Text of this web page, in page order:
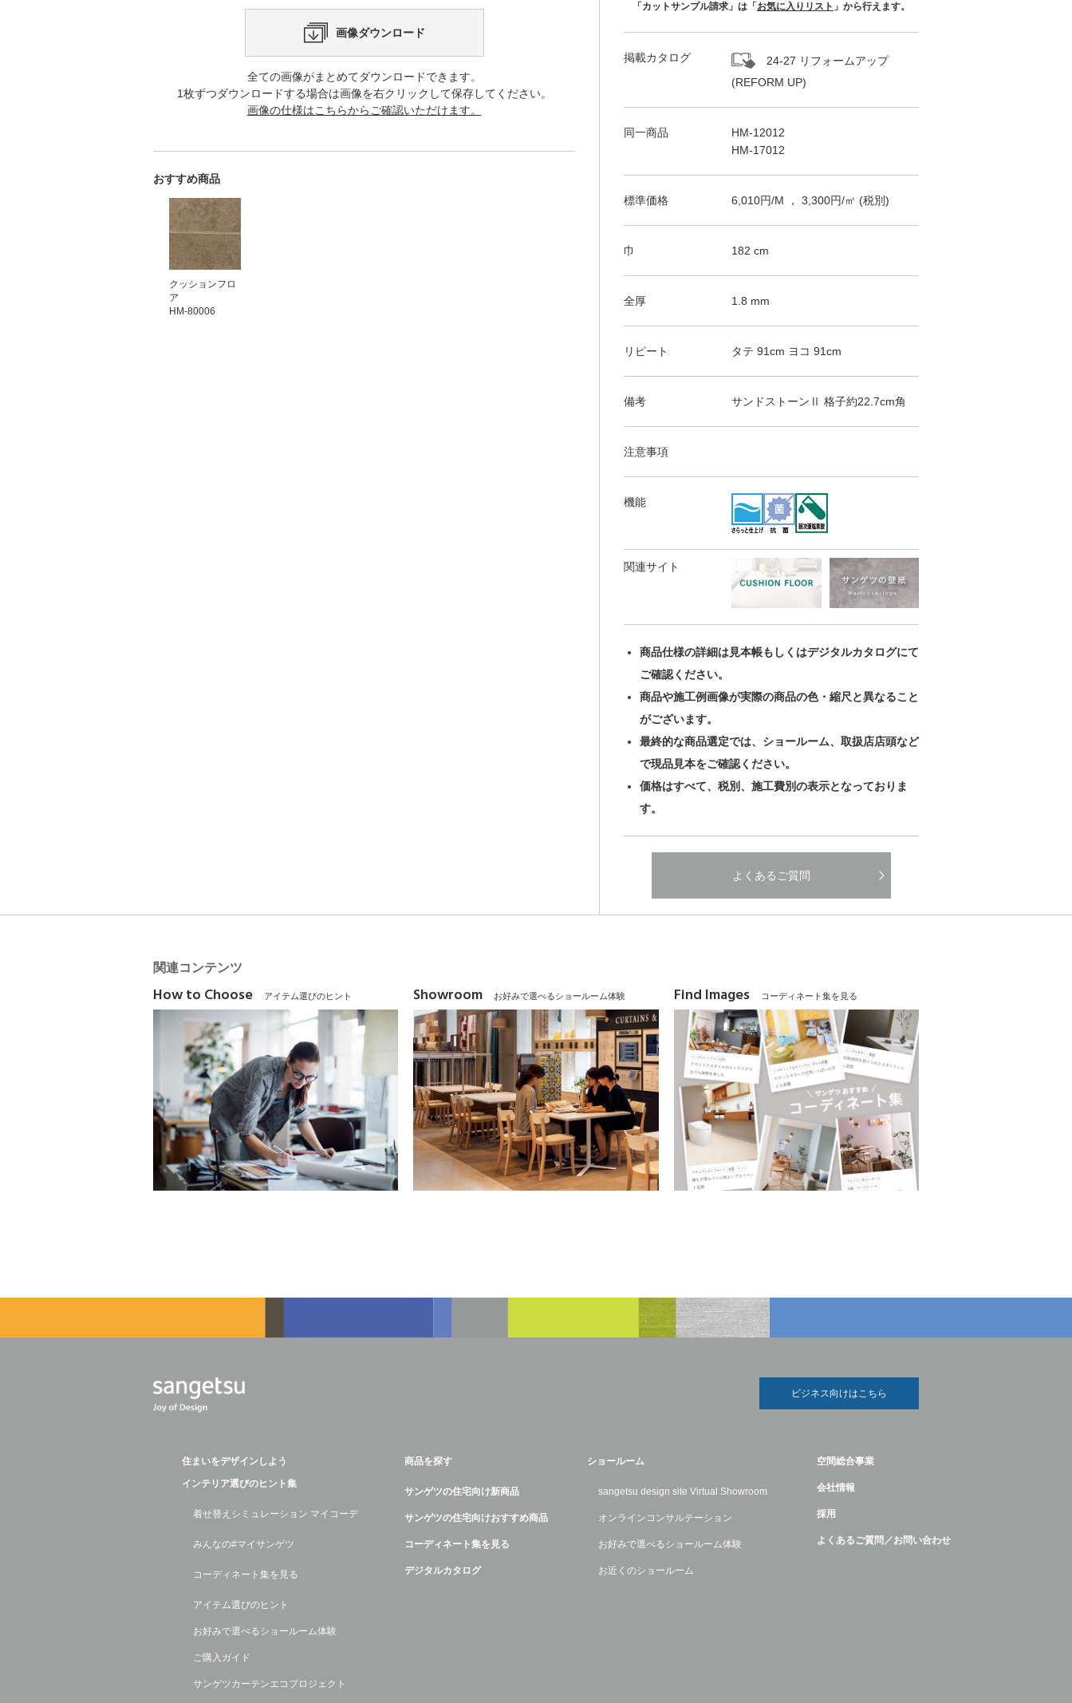
画像ダウンロード
全ての画像がまとめてダウンロードできます。
1枚ずつダウンロードする場合は画像を右クリックして保存してください。
画像の仕様はこちらからご確認いただけます。
おすすめ商品
クッションフロ
ア
HM-80006
「カットサンプル請求」は「 お気に入りリスト 」から行えます。
掲載カタログ
24-27 リフォームアップ
(REFORM UP)
同一商品
HM-12012
HM-17012
標準価格 6,010円/M ， 3,300円/㎡ (税別)
巾 182 cm
全厚 1.8 mm
リピート タテ 91cm ヨコ 91cm
備考 サンドストーンⅡ 格子約22.7cm角
注意事項
機能
関連サイト
商品仕様の詳細は見本帳もしくはデジタルカタログにて
ご確認ください。
商品や施工例画像が実際の商品の色・縮尺と異なること
がございます。
最終的な商品選定では、ショールーム、取扱店店頭など
で現品見本をご確認ください。
価格はすべて、税別、施工費別の表示となっておりま
す。
よくあるご質問
関連コンテンツ
How to Choose アイテム選びのヒント Showroom お好みで選べるショールーム体験 Find Images コーディネート集を見る
ビジネス向けはこちら
住まいをデザインしよう
インテリア選びのヒント集
着せ替えシミュレーション マイコーデ
みんなの#マイサンゲツ
コーディネート集を見る
アイテム選びのヒント
お好みで選べるショールーム体験
ご購入ガイド
サンゲツカーテンエコプロジェクト
商品を探す
サンゲツの住宅向け新商品
サンゲツの住宅向けおすすめ商品
コーディネート集を見る
デジタルカタログ
ショールーム
sangetsu design site Virtual Showroom
オンラインコンサルテーション
お好みで選べるショールーム体験
お近くのショールーム
空間総合事業
会社情報
採用
よくあるご質問／お問い合わせ